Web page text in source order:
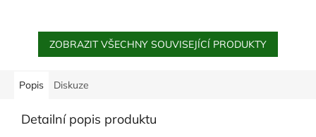
ZOBRAZIT VŠECHNY SOUVISEJÍCÍ PRODUKTY
Popis Diskuze
Detailní popis produktu